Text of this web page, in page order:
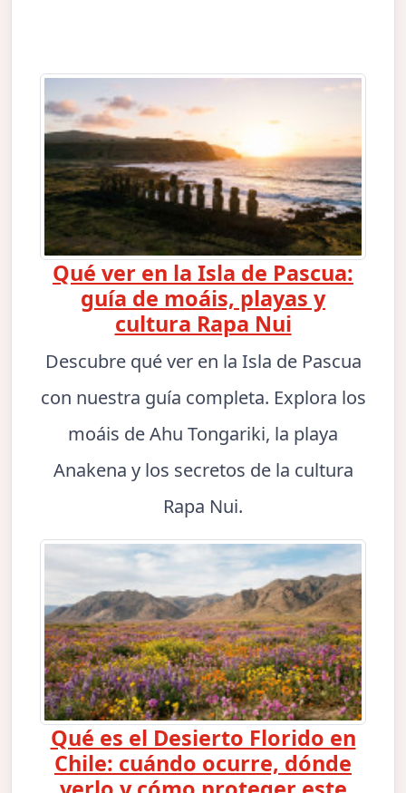
Qué ver en la Isla de Pascua:
guía de moáis, playas y
cultura Rapa Nui
Descubre qué ver en la Isla de Pascua
con nuestra guía completa. Explora los
moáis de Ahu Tongariki, la playa
Anakena y los secretos de la cultura
Rapa Nui.
Qué es el Desierto Florido en
Chile: cuándo ocurre, dónde